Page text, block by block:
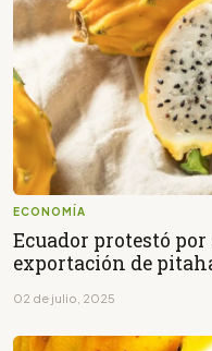
ECONOMÍA
Ecuador protestó
exportación de
02 de julio, 2025